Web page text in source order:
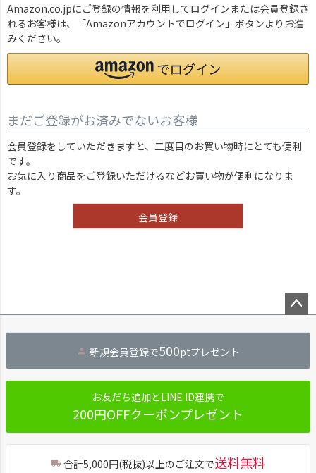
Amazon.co.jpにご登録の情報を利用してログインまたは会員登録さ
れるお客様は、「Amazonアカウントでログイン」ボタンよりお進
みください。
まだご登録がお済みでないお客様
会員登録をしていただきますと、二度目のお買い物時にとても便利
です。
お気に入り商品をご登録いただけるなどお買い物が便利になりま
す。
会員登録
へ
新規会員登録で500ptプレゼント
お友だち追加とLINE ID連携で
200円OFFクーポンプレゼント
合計5,000円(税抜)以上のご注文で送料無料